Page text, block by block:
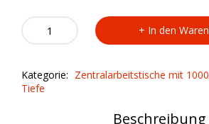
Zentralarbeitstisch
TCP3/22
quantity
In den
Kategorie: Zentralarbeitstische mit
Tiefe
Beschreibung